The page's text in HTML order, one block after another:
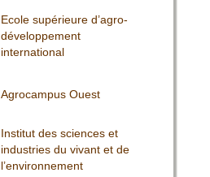
Ecole supérieure d’agro-
développement
international
Agrocampus Ouest
Institut des sciences et
industries du vivant et de
l’environnement